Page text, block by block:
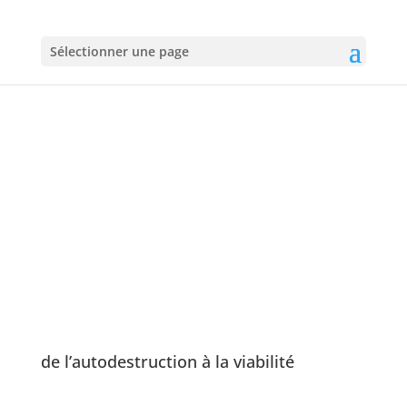
Sélectionner une page
de l’autodestruction à la viabilité